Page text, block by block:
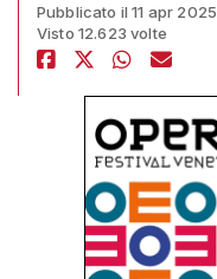
Pubblicato il 11 apr 2025
Visto 12.623 volte